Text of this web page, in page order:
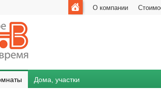
О компании
Дома, участки